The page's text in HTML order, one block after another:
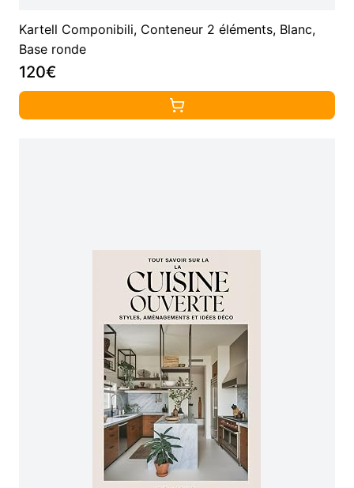
Kartell Componibili, Conteneur 2 éléments, Blanc,
Base ronde
120€